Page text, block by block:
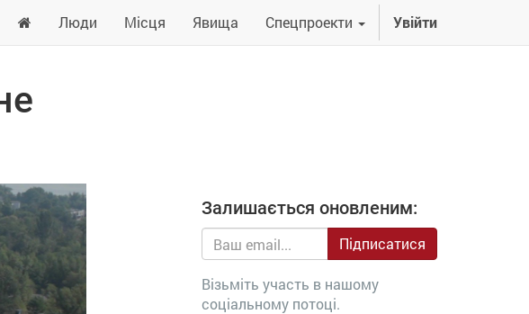
Люди Місця Явища Спецпроекти Увійти
Залишається оновленим:
Підписатися
Візьміть участь в нашому
соціальному потоці.